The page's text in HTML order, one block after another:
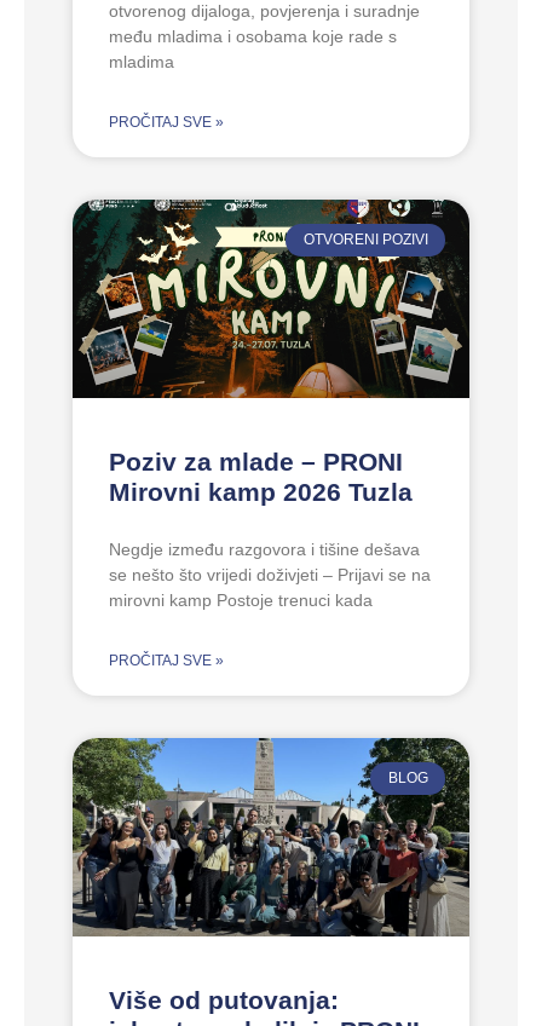
otvorenog dijaloga, povjerenja i suradnje
među mladima i osobama koje rade s
mladima
PROČITAJ SVE »
OTVORENI POZIVI
Poziv za mlade – PRONI
Mirovni kamp 2026 Tuzla
Negdje između razgovora i tišine dešava
se nešto što vrijedi doživjeti – Prijavi se na
mirovni kamp Postoje trenuci kada
PROČITAJ SVE »
BLOG
Više od putovanja: